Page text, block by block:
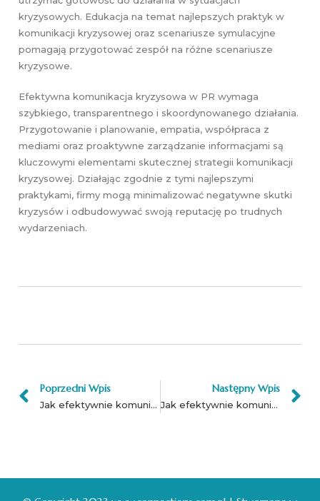
kryzysowych. Edukacja na temat najlepszych praktyk w
komunikacji kryzysowej oraz scenariusze symulacyjne
pomagają przygotować zespół na różne scenariusze
kryzysowe.
Efektywna komunikacja kryzysowa w PR wymaga
szybkiego, transparentnego i skoordynowanego działania.
Przygotowanie i planowanie, empatia, współpraca z
mediami oraz proaktywne zarządzanie informacjami są
kluczowymi elementami skutecznej strategii komunikacji
kryzysowej. Działając zgodnie z tymi najlepszymi
praktykami, firmy mogą minimalizować negatywne skutki
kryzysów i odbudowywać swoją reputację po trudnych
wydarzeniach.
Poprzedni Wpis
Jak efektywnie komunikować strategię firmy?
Następny Wpis
Jak efektywnie komunikować zmiany w organizacji?